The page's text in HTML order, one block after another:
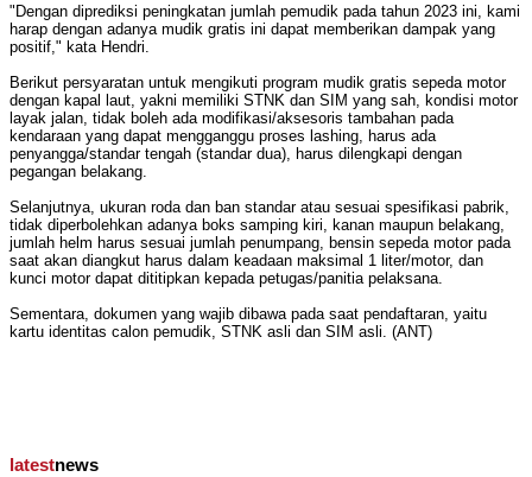
"Dengan diprediksi peningkatan jumlah pemudik pada tahun 2023 ini, kami
harap dengan adanya mudik gratis ini dapat memberikan dampak yang
positif," kata Hendri.
Berikut persyaratan untuk mengikuti program mudik gratis sepeda motor
dengan kapal laut, yakni memiliki STNK dan SIM yang sah, kondisi motor
layak jalan, tidak boleh ada modifikasi/aksesoris tambahan pada
kendaraan yang dapat mengganggu proses lashing, harus ada
penyangga/standar tengah (standar dua), harus dilengkapi dengan
pegangan belakang.
Selanjutnya, ukuran roda dan ban standar atau sesuai spesifikasi pabrik,
tidak diperbolehkan adanya boks samping kiri, kanan maupun belakang,
jumlah helm harus sesuai jumlah penumpang, bensin sepeda motor pada
saat akan diangkut harus dalam keadaan maksimal 1 liter/motor, dan
kunci motor dapat dititipkan kepada petugas/panitia pelaksana.
Sementara, dokumen yang wajib dibawa pada saat pendaftaran, yaitu
kartu identitas calon pemudik, STNK asli dan SIM asli. (ANT)
latestnews